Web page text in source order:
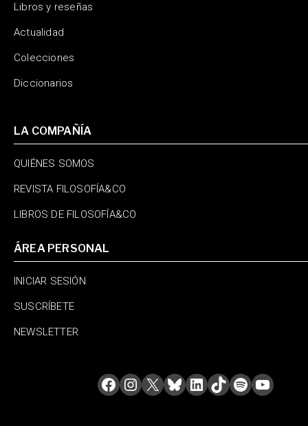
Libros y reseñas
Actualidad
Colecciones
Diccionarios
LA COMPAÑÍA
QUIÉNES SOMOS
REVISTA FILOSOFÍA&CO
LIBROS DE FILOSOFÍA&CO
ÁREA PERSONAL
INICIAR SESIÓN
SUSCRÍBETE
NEWSLETTER